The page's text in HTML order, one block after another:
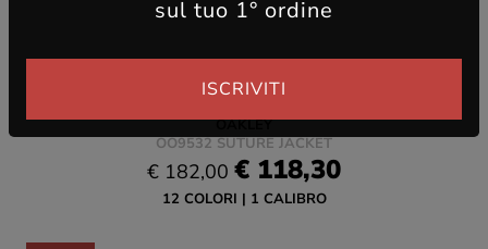
OAKLEY
OO9532 SUTURE JACKET
€ 182,00 € 118,30
12 COLORI 1 CALIBRO
sul tuo 1° ordine
ISCRIVITI